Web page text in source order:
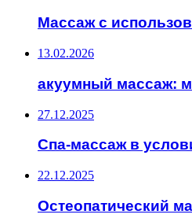
Массаж с
13.02.2026
акуумный массаж:
27.12.2025
Спа-массаж в
22.12.2025
Остеопатический